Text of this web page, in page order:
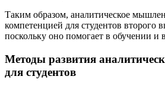
Таким образом, аналитическое
компетенцией для студентов второго
поскольку оно помогает в обучении и
Методы развития
для студентов